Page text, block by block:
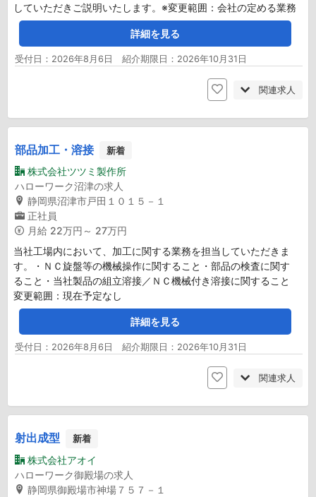
していただきご説明いたします。※変更範囲：会社の定める業務
詳細を見る
受付日：2026年8月6日 紹介期限日：2026年10月31日
関連求人
部品加工・溶接 新着
株式会社ツツミ製作所
ハローワーク沼津の求人
静岡県沼津市戸田１０１５－１
正社員
月給 22万円～ 27万円
当社工場内において、加工に関する業務を担当していただきま
す。・ＮＣ旋盤等の機械操作に関すること・部品の検査に関す
ること・当社製品の組立溶接／ＮＣ機械付き溶接に関すること
変更範囲：現在予定なし
詳細を見る
受付日：2026年8月6日 紹介期限日：2026年10月31日
関連求人
射出成型 新着
株式会社アオイ
ハローワーク御殿場の求人
静岡県御殿場市神場７５７－１